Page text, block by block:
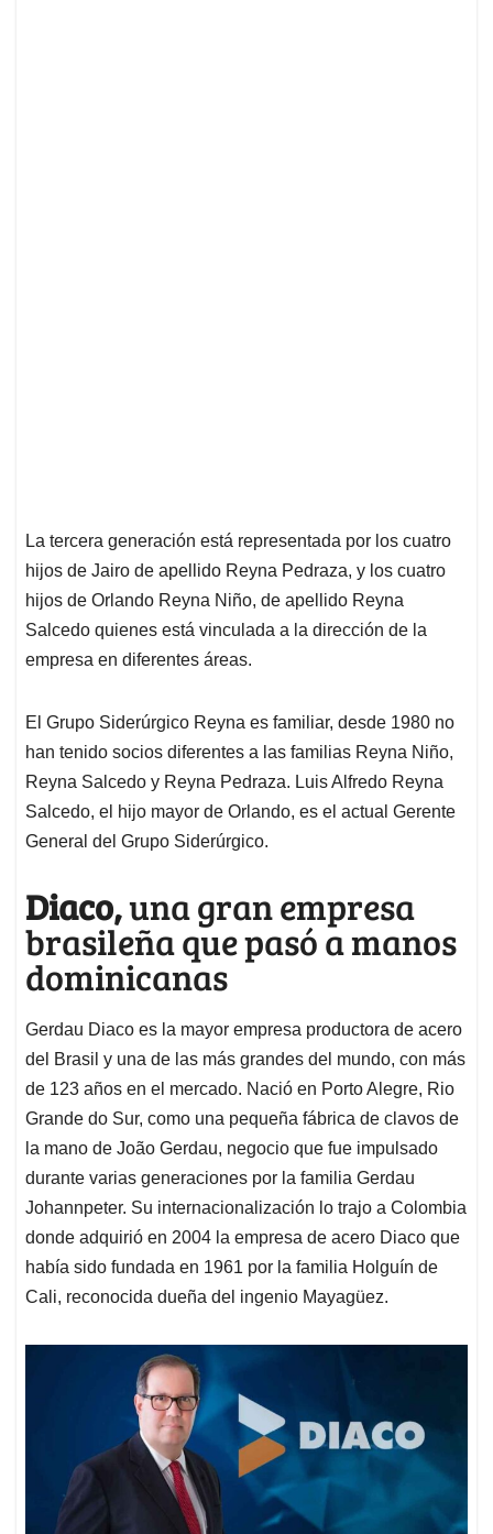
La tercera generación está representada por los cuatro
hijos de Jairo de apellido Reyna Pedraza, y los cuatro
hijos de Orlando Reyna Niño, de apellido Reyna
Salcedo quienes está vinculada a la dirección de la
empresa en diferentes áreas.
El Grupo Siderúrgico Reyna es familiar, desde 1980 no
han tenido socios diferentes a las familias Reyna Niño,
Reyna Salcedo y Reyna Pedraza. Luis Alfredo Reyna
Salcedo, el hijo mayor de Orlando, es el actual Gerente
General del Grupo Siderúrgico.
Diaco,una gran empresa
brasileña que pasó a manos
dominicanas
Gerdau Diaco es la mayor empresa productora de acero
del Brasil y una de las más grandes del mundo, con más
de 123 años en el mercado. Nació en Porto Alegre, Rio
Grande do Sur, como una pequeña fábrica de clavos de
la mano de João Gerdau, negocio que fue impulsado
durante varias generaciones por la familia Gerdau
Johannpeter. Su internacionalización lo trajo a Colombia
donde adquirió en 2004 la empresa de acero Diaco que
había sido fundada en 1961 por la familia Holguín de
Cali, reconocida dueña del ingenio Mayagüez.